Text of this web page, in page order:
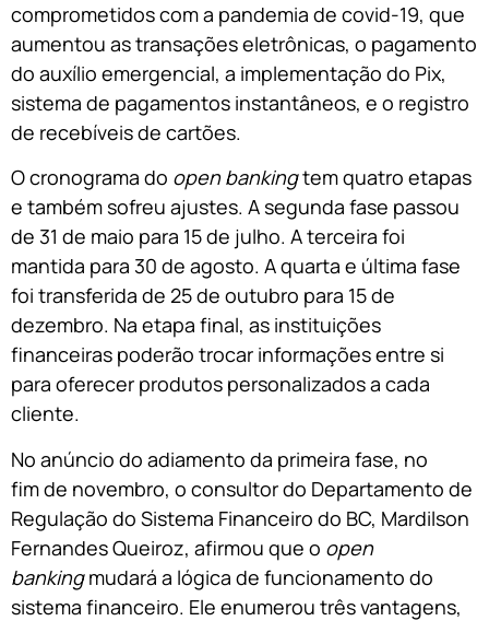
comprometidos com a pandemia de covid-19, que
aumentou as transações eletrônicas, o pagamento
do auxílio emergencial, a implementação do Pix,
sistema de pagamentos instantâneos, e o registro
de recebíveis de cartões.
O cronograma do open bankingtem quatro etapas
e também sofreu ajustes. A segunda fase passou
de 31 de maio para 15 de julho. A terceira foi
mantida para 30 de agosto. A quarta e última fase
foi transferida de 25 de outubro para 15 de
dezembro. Na etapa final, as instituições
financeiras poderão trocar informações entre si
para oferecer produtos personalizados a cada
cliente.
No anúncio do adiamento da primeira fase, no
fim de novembro, o consultor do Departamento de
Regulação do Sistema Financeiro do BC, Mardilson
Fernandes Queiroz, afirmou que o open
bankingmudará a lógica de funcionamento do
sistema financeiro. Ele enumerou três vantagens,